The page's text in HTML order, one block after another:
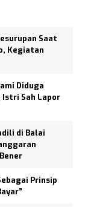
Saat
Kegiatan
Diduga
Istri Sah Lapor
di Balai
Prinsip